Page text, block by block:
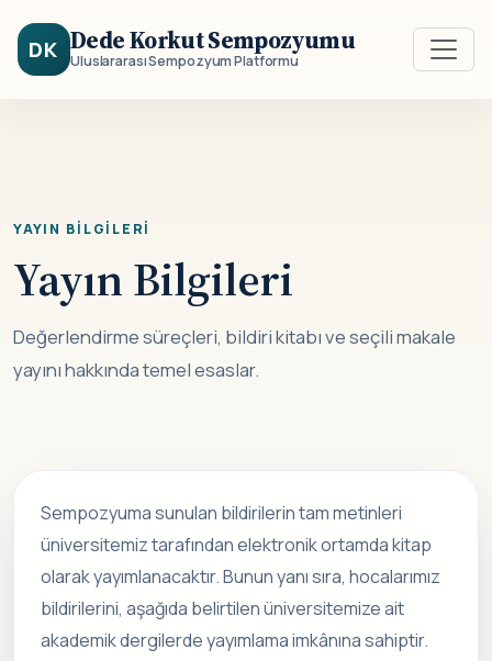
DK Dede Korkut Sempozyumu
Uluslararası Sempozyum Platformu
YAYIN BILGILERI
Yayın Bilgileri
Değerlendirme süreçleri, bildiri kitabı ve seçili makale
yayını hakkında temel esaslar.
Sempozyuma sunulan bildirilerin tam metinleri
üniversitemiz tarafından elektronik ortamda kitap
olarak yayımlanacaktır. Bunun yanı sıra, hocalarımız
bildirilerini, aşağıda belirtilen üniversitemize ait
akademik dergilerde yayımlama imkânına sahiptir.